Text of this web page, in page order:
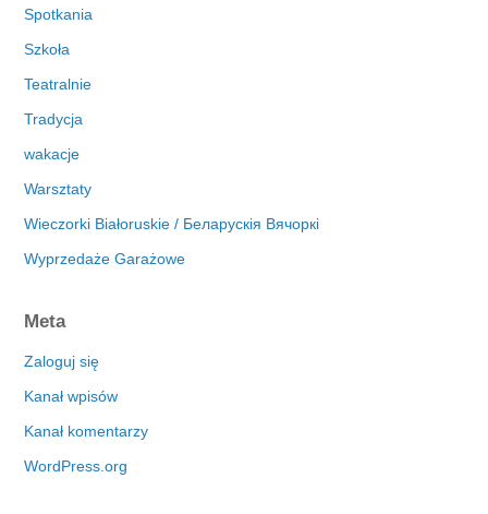
Spotkania
Szkoła
Teatralnie
Tradycja
wakacje
Warsztaty
Wieczorki Białoruskie / Беларускія Вячоркі
Wyprzedaże Garażowe
Meta
Zaloguj się
Kanał wpisów
Kanał komentarzy
WordPress.org